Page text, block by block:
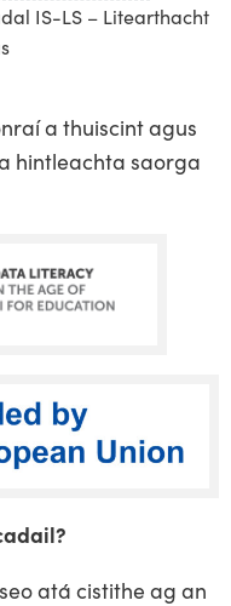
IS-LS – Litearthacht
a thuiscint agus
hintleachta saorga
atá cistithe ag an